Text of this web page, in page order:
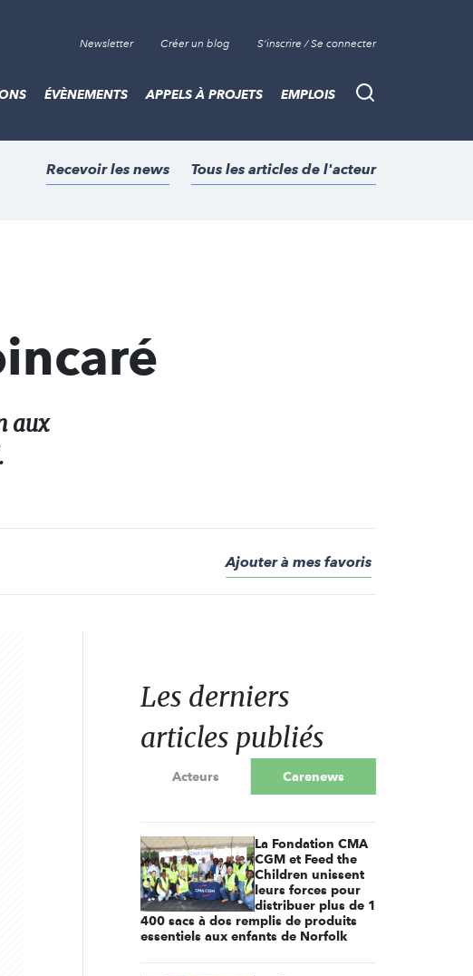
Newsletter Créer un blog S'inscrire / Se connecter
Recherche
ÉVÈNEMENTS APPELS À PROJETS EMPLOIS
Recevoir les news Tous les articles de l'acteur
aux
Ajouter à mes favoris
Les derniers
articles publiés
Acteurs Carenews
La Fondation CMA
CGM et Feed the
Children unissent
leurs forces pour
distribuer plus de 1
400 sacs à dos remplis de produits
essentiels aux enfants de Norfolk